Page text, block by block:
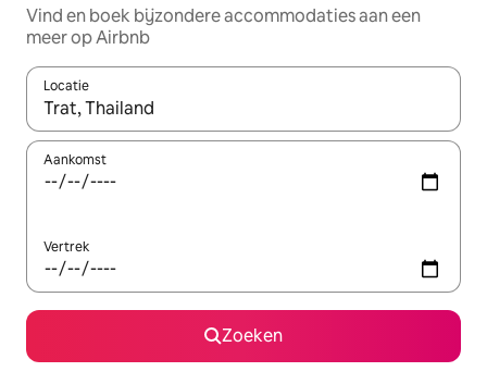
Vind en boek bijzondere accommodaties aan een
meer op Airbnb
Locatie
Wanneer er resultaten beschikbaar zijn, maak je een keuze
Aankomst
Vertrek
Zoeken